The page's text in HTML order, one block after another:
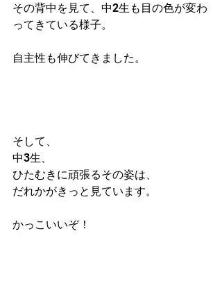
その背中を見て、中2生も目の色が変わ
ってきている様子。
自主性も伸びてきました。
そして、
中3生、
ひたむきに頑張るその姿は、
だれかがきっと見ています。
かっこいいぞ！